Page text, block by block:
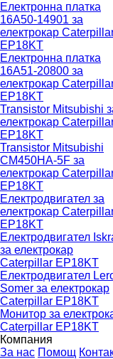
Електронна платка
16A50-14901 за
електрокар
EP18KT
Електронна платка
16A51-20800 за
електрокар
EP18KT
Transistor Mitsubishi
електрокар
EP18KT
Transistor Mitsubishi
CM450HA-5F за
електрокар
EP18KT
Електродвигател за
електрокар
EP18KT
Електродвигател
за електрокар
Caterpillar EP18KT
Електродвигател
Somer за електрокар
Caterpillar EP18KT
Монитор за
Caterpillar EP18KT
Компания
За нас Помощ